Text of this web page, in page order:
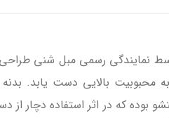
نمایندگی رسمی مبل شنی
به محبوبیت بالایی دست یابد.
بوده که در اثر استفاده